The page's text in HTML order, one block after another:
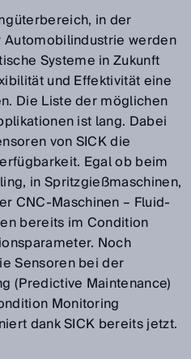
in der
werden
Systeme in Zukunft
und Effektivität eine
Die Liste der möglichen
ist lang. Dabei
von SICK die
Egal ob beim
in Spritzgießmaschinen,
CNC-Maschinen – Fluid-
bereits im Condition
Noch
Sensoren bei der
(Predictive Maintenance)
Monitoring
dank SICK bereits jetzt.